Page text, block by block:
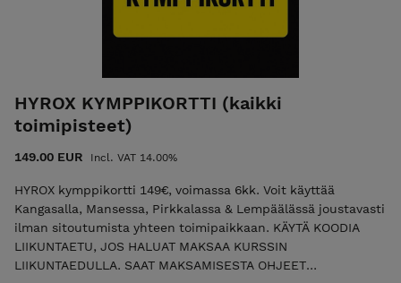
HYROX KYMPPIKORTTI (kaikki
toimipisteet)
149.00 EUR Incl. VAT 14.00%
HYROX kymppikortti 149€, voimassa 6kk. Voit käyttää
Kangasalla, Mansessa, Pirkkalassa & Lempäälässä joustavasti
ilman sitoutumista yhteen toimipaikkaan. KÄYTÄ KOODIA
LIIKUNTAETU, JOS HALUAT MAKSAA KURSSIN
LIIKUNTAEDULLA. SAAT MAKSAMISESTA OHJEET